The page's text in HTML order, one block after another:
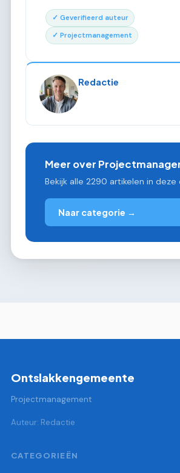
✓ Geverifieerd auteur
✓ Projectmanagement
Redactie
Meer over
Bekijk alle 2290 artikelen in deze
Naar categorie →
Ontslakkengemeente
Projectmanagement
Auteur: Redactie
CATEGORIEËN